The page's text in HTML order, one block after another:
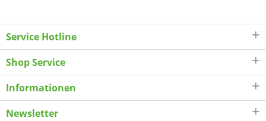
Service Hotline
Shop Service
Informationen
Newsletter